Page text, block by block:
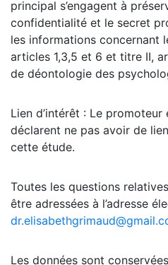
principal s’engagent à
confidentialité et le secret
les informations concernant
articles 1,3,5 et 6 et titre II,
de déontologie des
Lien d’intérêt : Le
déclarent ne pas avoir de
cette étude.
Toutes les questions
être adressées à l’adresse
Les données sont